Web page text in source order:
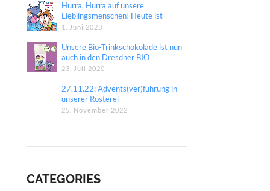
Hurra, Hurra auf unsere
Lieblingsmenschen! Heute ist
Internationaler Kindertag.
1. Juni 2023
Unsere Bio-Trinkschokolade ist nun
auch in den Dresdner BIO
COMPANY Märkten erhältlich!
23. Juli 2020
27.11.22: Advents(ver)führung in
unserer Rösterei
25. November 2022
CATEGORIES